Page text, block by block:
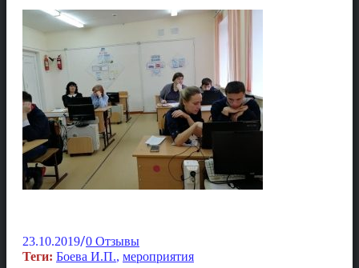
23.10.2019/0 Отзывы
Теги: Боева И.П., мероприятия